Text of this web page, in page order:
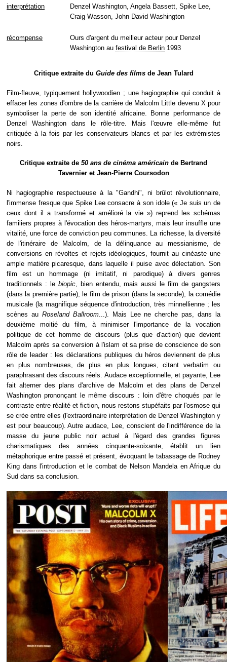
interprétation
Denzel Washington, Angela Bassett, Spike Lee,
Craig Wasson, John David Washington
récompense
Ours d'argent du meilleur acteur pour Denzel
Washington au festival de Berlin 1993
Critique extraite du Guide des filmsde Jean Tulard
Film-fleuve, typiquement hollywoodien ; une hagiographie qui conduit à
effacer les zones d'ombre de la carrière de Malcolm Little devenu X pour
symboliser la perte de son identité africaine. Bonne performance de
Denzel Washington dans le rôle-titre. Mais l'œuvre elle-même fut
critiquée à la fois par les conservateurs blancs et par les extrémistes
noirs.
Critique extraite de 50 ans de cinéma américain de Bertrand
Tavernier et Jean-Pierre Coursodon
Ni hagiographie respectueuse à la "Gandhi", ni brûlot révolutionnaire,
l'immense fresque que Spike Lee consacre à son idole (« Je suis un de
ceux dont il a transformé et amélioré la vie ») reprend les schémas
familiers propres à l'évocation des héros-martyrs, mais leur insuffle une
vitalité, une force de conviction peu communes. La richesse, la diversité
de l'itinéraire de Malcolm, de la délinquance au messianisme, de
conversions en révoltes et rejets idéologiques, fournit au cinéaste une
ample matière picaresque, dans laquelle il puise avec délectation. Son
film est un hommage (ni imitatif, ni parodique) à divers genres
traditionnels : le biopic, bien entendu, mais aussi le film de gangsters
(dans la première partie), le film de prison (dans la seconde), la comédie
musicale (la magnifique séquence d'introduction, très minnellienne ; les
scènes au Roseland Ballroom...). Mais Lee ne cherche pas, dans la
deuxième moitié du film, à minimiser l'importance de la vocation
politique de cet homme de discours (plus que d'action) que devient
Malcolm après sa conversion à l'islam et sa prise de conscience de son
rôle de leader : les déclarations publiques du héros deviennent de plus
en plus nombreuses, de plus en plus longues, citant verbatim ou
paraphrasant des discours réels. Audace exceptionnelle, et payante, Lee
fait alterner des plans d'archive de Malcolm et des plans de Denzel
Washington prononçant le même discours : loin d'être choqués par le
contraste entre réalité et fiction, nous restons stupéfaits par l'osmose qui
se crée entre elles (l'extraordinaire interprétation de Denzel Washington y
est pour beaucoup). Autre audace, Lee, conscient de l'indifférence de la
masse du jeune public noir actuel à l'égard des grandes figures
charismatiques des années cinquante-soixante, établit un lien
métaphorique entre passé et présent, évoquant le tabassage de Rodney
King dans l'introduction et le combat de Nelson Mandela en Afrique du
Sud dans sa conclusion.